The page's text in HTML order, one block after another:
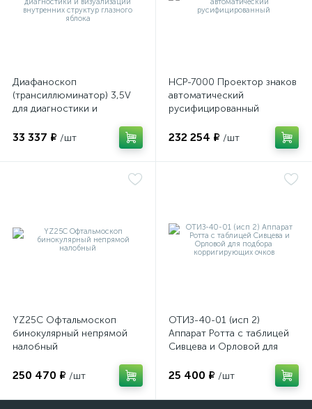
Диафаноскоп
(трансиллюминатор) 3,5V
для диагностики и
структур глазного яблока
33 337 ₽ /шт
НСР-7000 Проектор знаков
автоматический
русифицированный
232 254 ₽ /шт
YZ25C Офтальмоскоп
бинокулярный непрямой
налобный
250 470 ₽ /шт
ОТИЗ-40-01 (исп 2)
Аппарат Ротта с таблицей
Сивцева и Орловой для
очков
25 400 ₽ /шт